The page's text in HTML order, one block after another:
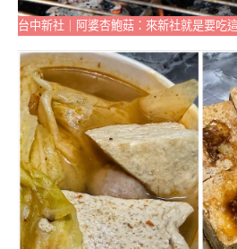
台中新社｜阿婆杏鮑菇：來新社就是要吃